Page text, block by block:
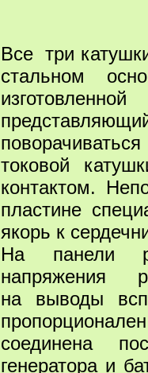
Все три
стальном
токовой
контактом.
пластине
якорь к
На панели
напряжения
на выводы
соединена
генератора и